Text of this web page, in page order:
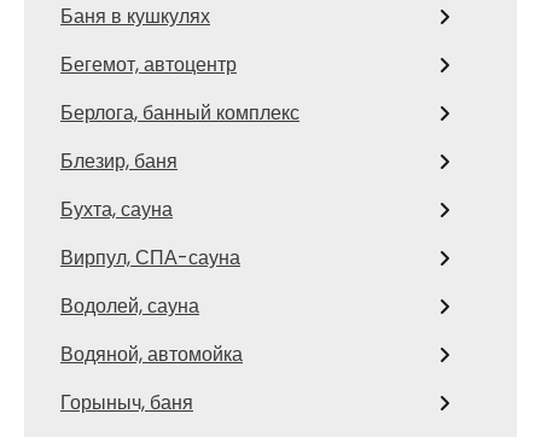
Баня в кушкулях
Бегемот, автоцентр
Берлога, банный комплекс
Блезир, баня
Бухта, сауна
Вирпул, СПА-сауна
Водолей, сауна
Водяной, автомойка
Горыныч, баня